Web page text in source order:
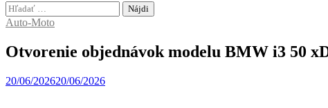
Hľadať:
Auto-Moto
Otvorenie objednávok modelu BMW i3 50
20/06/202620/06/2026